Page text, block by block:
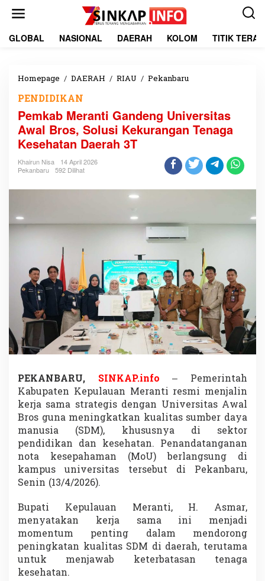
GLOBAL NASIONAL DAERAH KOLOM TITIK
Homepage / DAERAH / RIAU / Pekanbaru
k
a
r
a
n
g
U
n
i
v
e
r
s
a
s
A
w
a
l
B
r
S
o
l
s
i
PENDIDIKAN
Pemkab Meranti Gandeng Universitas
Awal Bros, Solusi Kekurangan Tenaga
Kesehatan Daerah 3T
Khairun Nisa
14 April 2026
Pekanbaru
592 Dilihat
PEKANBARU, SINKAP.info – Pemerintah
Kabupaten Kepulauan Meranti resmi menjalin
kerja sama strategis dengan Universitas Awal
Bros guna meningkatkan kualitas sumber daya
manusia (SDM), khususnya di sektor
pendidikan dan kesehatan. Penandatanganan
nota kesepahaman (MoU) berlangsung di
kampus universitas tersebut di Pekanbaru,
Senin (13/4/2026).
Bupati Kepulauan Meranti, H. Asmar,
menyatakan kerja sama ini menjadi
momentum penting dalam mendorong
peningkatan kualitas SDM di daerah, terutama
untuk menjawab keterbatasan tenaga
kesehatan.